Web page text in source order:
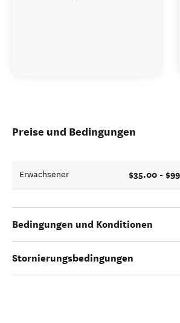
Preise und Bedingungen
Erwachsener $35.00 -
Bedingungen und Konditionen
Stornierungsbedingungen